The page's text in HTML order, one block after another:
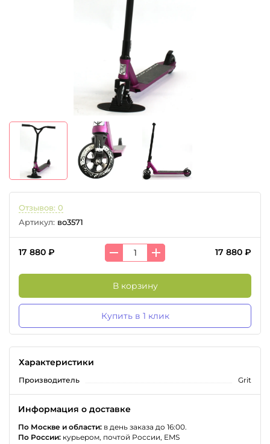
Отзывов: 0
Артикул: во3571
17 880 ₽ 17 880 ₽
В корзину
Купить в 1 клик
Характеристики
Производитель Grit
Информация о доставке
По Москве и области: в день заказа до 16:00.
По России: курьером, почтой России, EMS